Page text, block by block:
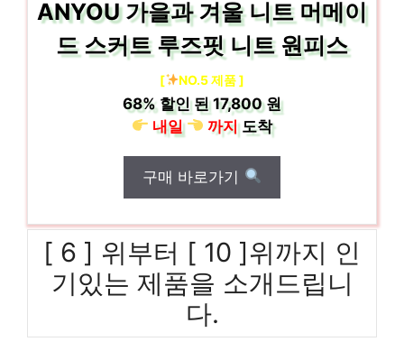
ANYOU 가을과 겨울 니트 머메이
드 스커트 루즈핏 니트 원피스
[ NO.5 제품 ]
68% 할인 된17,800 원
내일
까지도착
구매 바로가기
[ 6 ] 위부터 [ 10 ]위까지 인
기있는 제품을 소개드립니
다.